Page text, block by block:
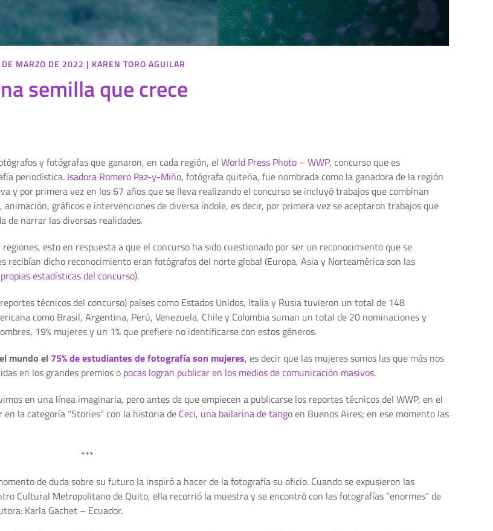
MARZO DE 2022 | KAREN TORO AGUILAR
semilla que crece
y fotógrafas que ganaron, en cada región, el World Press Photo – WWP, concurso que es
periodística. Isadora Romero Paz-y-Miño, fotógrafa quiteña, fue nombrada como la ganadora de la región
y por primera vez en los 67 años que se lleva realizando el concurso se incluyó trabajos que combinan
gráficos e intervenciones de diversa índole, es decir, por primera vez se aceptaron trabajos que
de narrar las diversas realidades.
esto en respuesta a que el concurso ha sido cuestionado por ser un reconocimiento que se
recibían dicho reconocimiento eran fotógrafos del norte global (Europa, Asia y Norteamérica son las
propias estadísticas del concurso).
técnicos del concurso) países como Estados Unidos, Italia y Rusia tuvieron un total de 148
como Brasil, Argentina, Perú, Venezuela, Chile y Colombia suman un total de 20 nominaciones y
19% mujeres y un 1% que prefiere no identificarse con estos géneros.
mundo el 75% de estudiantes de fotografía son mujeres, es decir que las mujeres somos las que más nos
en los grandes premios o pocas logran publicar en los medios de comunicación masivos.
en una línea imaginaria, pero antes de que empiecen a publicarse los reportes técnicos del WWP, en el
la categoría “Stories” con la historia de Ceci, una bailarina de tangoen Buenos Aires; en ese momento las
***
de duda sobre su futuro la inspiró a hacer de la fotografía su oficio. Cuando se expusieron las
Cultural Metropolitano de Quito, ella recorrió la muestra y se encontró con las fotografías “enormes” de
Karla Gachet – Ecuador.